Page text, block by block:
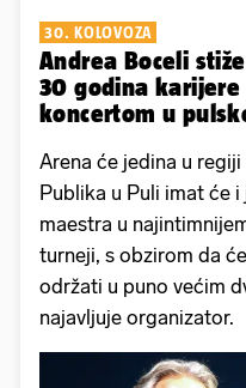
30. KOLOVOZA
Andrea Boceli
30 godina
koncertom u
Arena će jedina u
Publika u Puli imat će
maestra u
turneji, s obzirom da
održati u puno većim
najavljuje organizator.